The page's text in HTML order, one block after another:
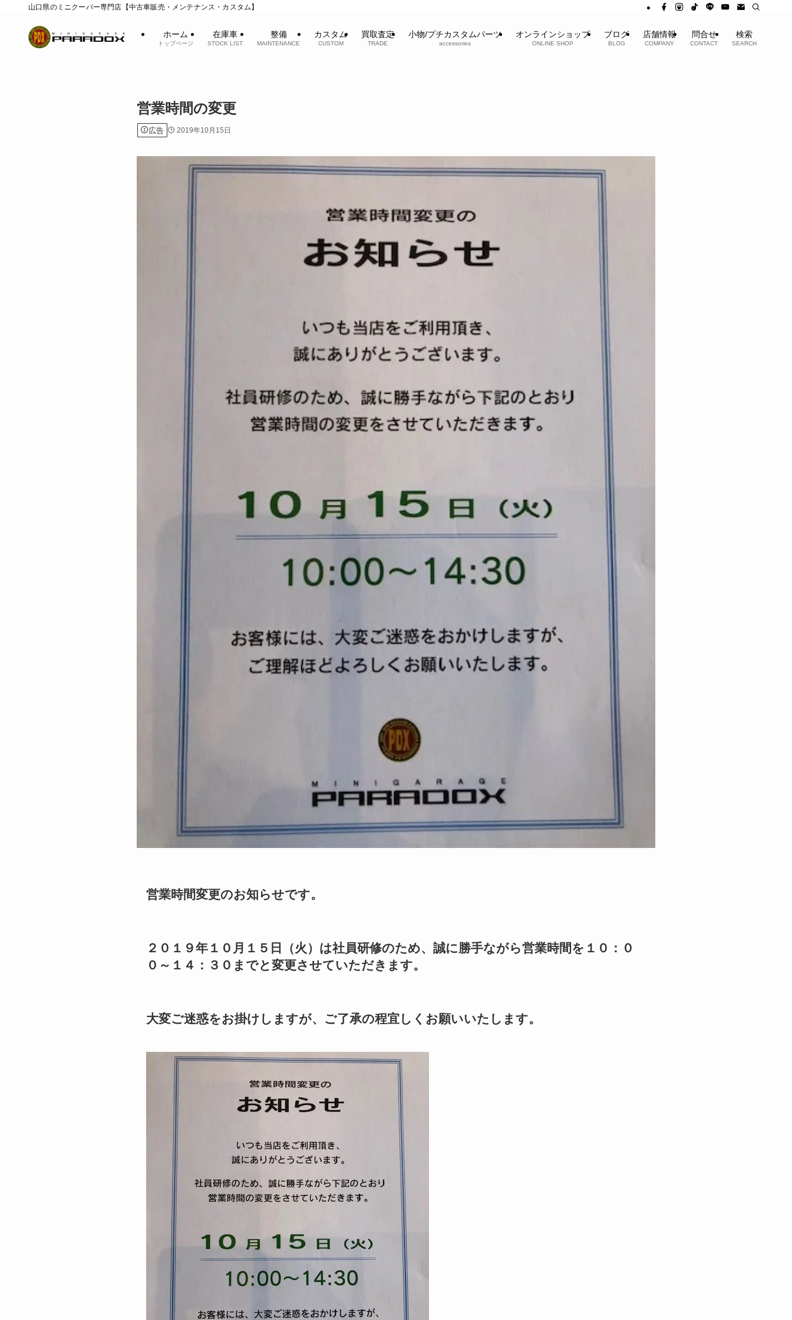
山口県のミニクーパー専門店【中古車販売・メンテナンス・カスタム】
ホーム
トップページ
在庫車
STOCK LIST
整備
MAINTENANCE
カスタム
CUSTOM
買取査定
TRADE
小物/プチカスタムパーツ
accessories
オンラインショップ
ONLINE SHOP
ブログ
BLOG
店舗情報
COMPANY
問合せ
CONTACT
検索
SEARCH
営業時間の変更
広告 2019年10月15日
営業時間変更のお知らせです。
２０１９年１０月１５日（火）は社員研修のため、誠に勝手ながら営業時間を１０：０
０～１４：３０までと変更させていただきます。
大変ご迷惑をお掛けしますが、ご了承の程宜しくお願いいたします。